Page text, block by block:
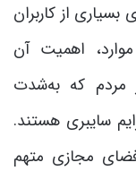
از کاربران
اهمیت آن
مردم که به‌شدت
سایبری هستند.
مجازی متهم